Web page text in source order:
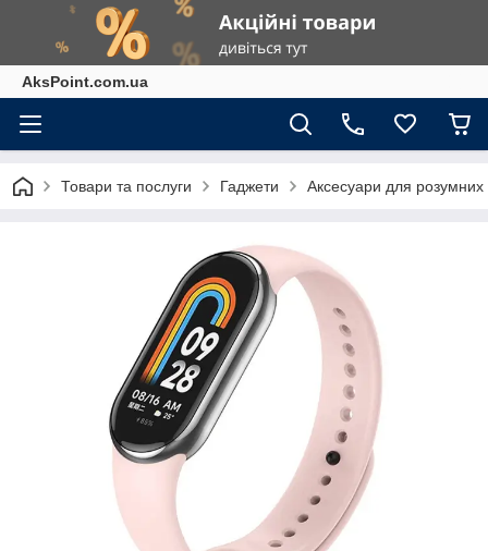
AksPoint.com.ua
Товари та послуги Гаджети Аксесуари для розумних